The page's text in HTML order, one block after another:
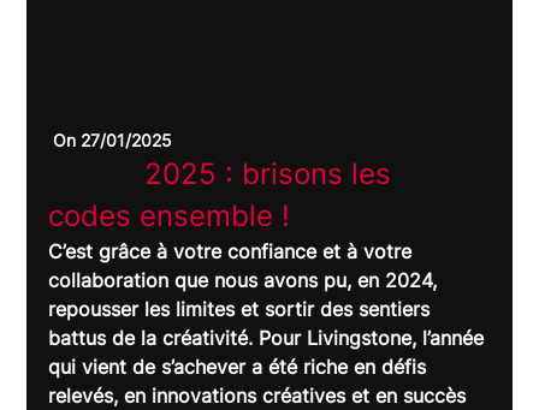
On 27/01/2025
C’est grâce à votre confiance et à votre
collaboration que nous avons pu, en 2024,
repousser les limites et sortir des sentiers
battus de la créativité. Pour Livingstone, l’année
qui vient de s’achever a été riche en défis
relevés, en innovations créatives et en succès